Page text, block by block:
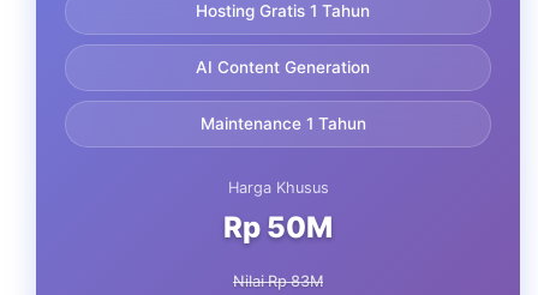
Hosting Gratis 1 Tahun
AI Content Generation
Maintenance 1 Tahun
Harga Khusus
Rp 50M
Nilai Rp 83M